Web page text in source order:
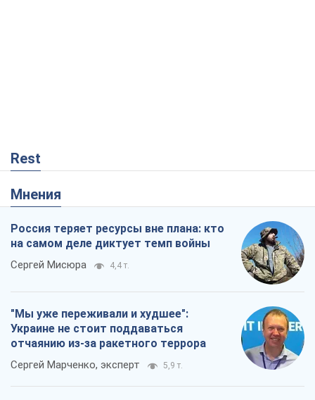
Rest
Мнения
Россия теряет ресурсы вне плана: кто
на самом деле диктует темп войны
Сергей Мисюра 4,4 т.
"Мы уже переживали и худшее":
Украине не стоит поддаваться
отчаянию из-за ракетного террора
Сергей Марченко, эксперт 5,9 т.